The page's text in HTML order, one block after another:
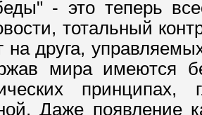
- это теперь
тотальный
на друга,
мира имеются
принципах,
Даже появление